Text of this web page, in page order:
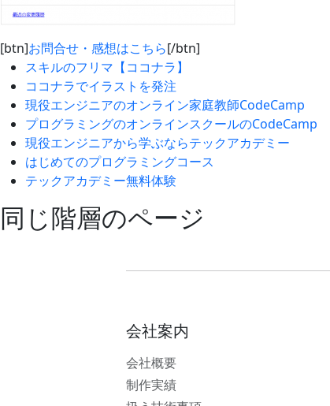
[btn]お問合せ・感想はこちら[/btn]
スキルのフリマ【ココナラ】
ココナラでイラストを発注
現役エンジニアのオンライン家庭教師CodeCamp
プログラミングのオンラインスクールのCodeCamp
現役エンジニアから学ぶならテックアカデミー
はじめてのプログラミングコース
テックアカデミー無料体験
同じ階層のページ
会社案内
会社概要
制作実績